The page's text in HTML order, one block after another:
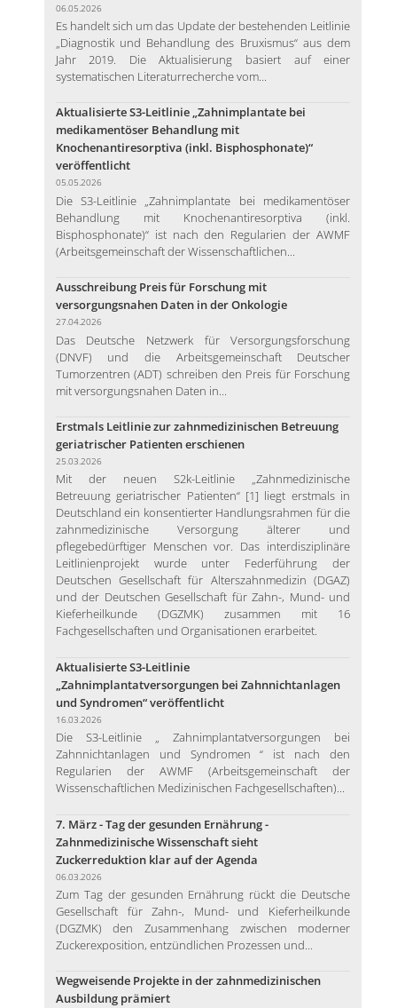
06.05.2026
Es handelt sich um das Update der bestehenden Leitlinie
„Diagnostik und Behandlung des Bruxismus“ aus dem
Jahr 2019. Die Aktualisierung basiert auf einer
systematischen Literaturrecherche vom...
Aktualisierte S3-Leitlinie „Zahnimplantate bei
medikamentöser Behandlung mit
Knochenantiresorptiva (inkl. Bisphosphonate)“
veröffentlicht
05.05.2026
Die S3-Leitlinie „Zahnimplantate bei medikamentöser
Behandlung mit Knochenantiresorptiva (inkl.
Bisphosphonate)“ ist nach den Regularien der AWMF
(Arbeitsgemeinschaft der Wissenschaftlichen...
Ausschreibung Preis für Forschung mit
versorgungsnahen Daten in der Onkologie
27.04.2026
Das Deutsche Netzwerk für Versorgungsforschung
(DNVF) und die Arbeitsgemeinschaft Deutscher
Tumorzentren (ADT) schreiben den Preis für Forschung
mit versorgungsnahen Daten in...
Erstmals Leitlinie zur zahnmedizinischen Betreuung
geriatrischer Patienten erschienen
25.03.2026
Mit der neuen S2k-Leitlinie „Zahnmedizinische
Betreuung geriatrischer Patienten“ [1] liegt erstmals in
Deutschland ein konsentierter Handlungsrahmen für die
zahnmedizinische Versorgung älterer und
pflegebedürftiger Menschen vor. Das interdisziplinäre
Leitlinienprojekt wurde unter Federführung der
Deutschen Gesellschaft für Alterszahnmedizin (DGAZ)
und der Deutschen Gesellschaft für Zahn-, Mund- und
Kieferheilkunde (DGZMK) zusammen mit 16
Fachgesellschaften und Organisationen erarbeitet.
Aktualisierte S3-Leitlinie
„Zahnimplantatversorgungen bei Zahnnichtanlagen
und Syndromen“ veröffentlicht
16.03.2026
Die S3-Leitlinie „ Zahnimplantatversorgungen bei
Zahnnichtanlagen und Syndromen “ ist nach den
Regularien der AWMF (Arbeitsgemeinschaft der
Wissenschaftlichen Medizinischen Fachgesellschaften)...
7. März - Tag der gesunden Ernährung -
Zahnmedizinische Wissenschaft sieht
Zuckerreduktion klar auf der Agenda
06.03.2026
Zum Tag der gesunden Ernährung rückt die Deutsche
Gesellschaft für Zahn-, Mund- und Kieferheilkunde
(DGZMK) den Zusammenhang zwischen moderner
Zuckerexposition, entzündlichen Prozessen und...
Wegweisende Projekte in der zahnmedizinischen
Ausbildung prämiert